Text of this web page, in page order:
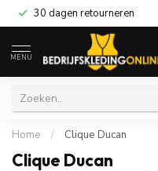
30 dagen retourneren
MENU
Home / Clique Ducan
Clique Ducan